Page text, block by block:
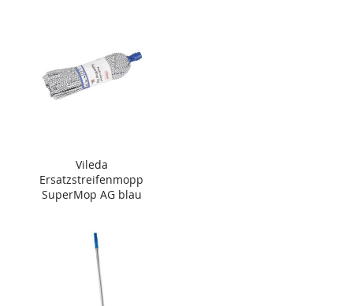
Vileda
Ersatzstreifenmopp
SuperMop AG blau